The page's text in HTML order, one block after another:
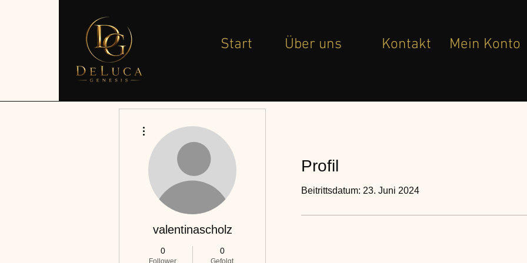
Start Über uns Kontakt Mein Konto
Profil
Beitrittsdatum: 23. Juni 2024
valentinascholz
0
Follower
0
Gefolgt